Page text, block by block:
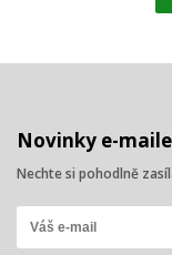
Novinky e-
Nechte si pohodlně